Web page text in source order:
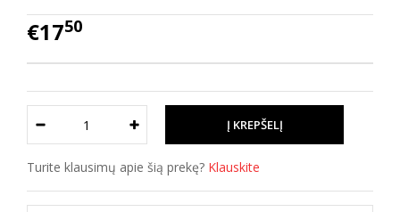
€1750
Turite klausimų apie šią prekę? Klauskite